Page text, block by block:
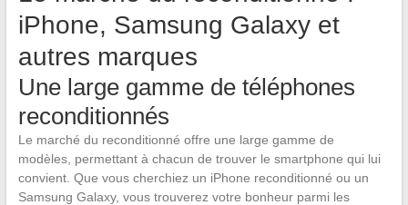
iPhone, Samsung Galaxy et
autres marques
Une large gamme de téléphones
reconditionnés
Le marché du reconditionné offre une large gamme de
modèles, permettant à chacun de trouver le smartphone qui lui
convient. Que vous cherchiez un iPhone reconditionné ou un
Samsung Galaxy, vous trouverez votre bonheur parmi les